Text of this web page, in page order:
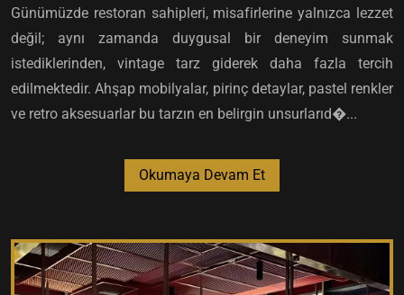
Günümüzde restoran sahipleri, misafirlerine yalnızca lezzet
değil; aynı zamanda duygusal bir deneyim sunmak
istediklerinden, vintage tarz giderek daha fazla tercih
edilmektedir. Ahşap mobilyalar, pirinç detaylar, pastel renkler
ve retro aksesuarlar bu tarzın en belirgin unsurlarıd�...
Okumaya Devam Et